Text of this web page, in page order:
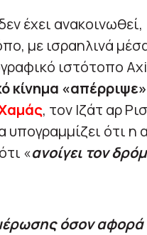
έχει ανακοινωθεί,
με ισραηλινά
ιστότοπο
κίνημα
, τον Ιζάτ αρ
ότι η
«ανοίγει τον
όσον αφορά